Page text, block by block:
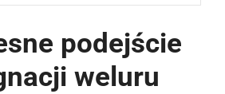
podejście
weluru